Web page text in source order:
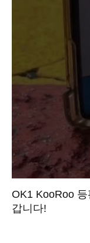
OK1 KooRoo
갑니다!